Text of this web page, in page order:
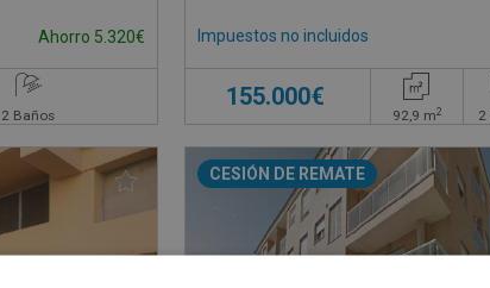
Ahorro 5.320€
2 Baños
Impuestos no incluidos
155.000€
92,9 m2 2
CESIÓN DE REMATE